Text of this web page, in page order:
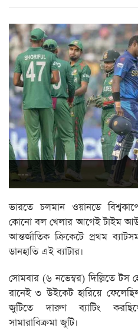
---
ভারতে চলমান ওয়ানডে
কোনো বল খেলার আগেই টাইম
আন্তর্জাতিক ক্রিকেটে প্রথম
ডানহাতি এই ব্যাটার।
সোমবার (৬ নভেম্বর) দিল্লিতে টস
রানেই ৩ উইকেট হারিয়ে
জুটিতে দারুণ ব্যাটিং
সামারাবিক্রমা জুটি।